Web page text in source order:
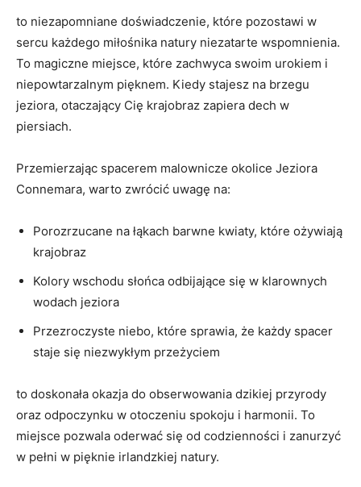
to niezapomniane doświadczenie, które pozostawi w
sercu każdego miłośnika natury niezatarte wspomnienia.
To magiczne miejsce, które zachwyca swoim urokiem i‌
niepowtarzalnym pięknem. Kiedy stajesz na brzegu
jeziora,‍ otaczający Cię ‍krajobraz ⁤zapiera dech w
piersiach.
Przemierzając spacerem malownicze okolice Jeziora
Connemara, warto zwrócić uwagę na:
Porozrzucane⁣ na łąkach barwne kwiaty, które ożywiają
krajobraz
Kolory wschodu słońca ‌odbijające ⁤się w klarownych
wodach jeziora
Przezroczyste niebo, które sprawia, że ⁤każdy spacer
staje się niezwykłym przeżyciem
to doskonała okazja ⁤do obserwowania dzikiej przyrody
oraz odpoczynku w otoczeniu spokoju i harmonii. To
miejsce pozwala oderwać się od codzienności i zanurzyć
w pełni w pięknie irlandzkiej natury.